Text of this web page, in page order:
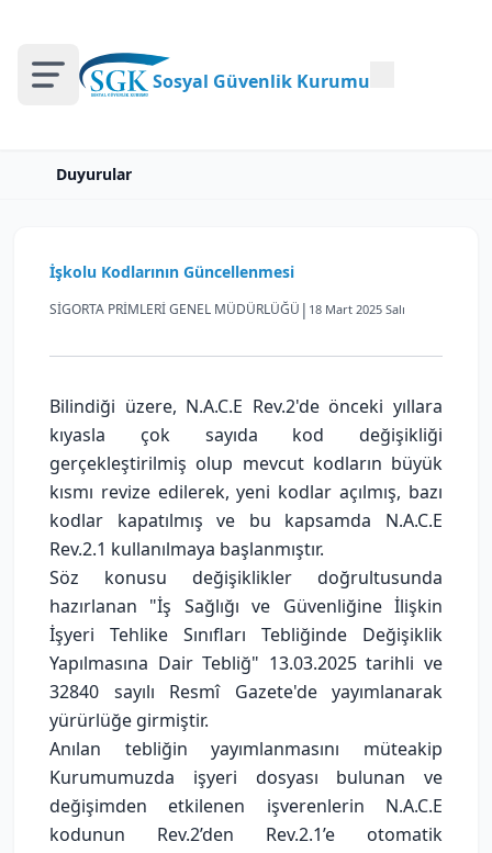
Sosyal Güvenlik Kurumu
Duyurular
İşkolu Kodlarının Güncellenmesi
SİGORTA PRİMLERİ GENEL MÜDÜRLÜĞÜ | 18 Mart 2025 Salı
Bilindiği üzere, N.A.C.E Rev.2'de önceki yıllara
kıyasla çok sayıda kod değişikliği
gerçekleştirilmiş olup mevcut kodların büyük
kısmı revize edilerek, yeni kodlar açılmış, bazı
kodlar kapatılmış ve bu kapsamda N.A.C.E
Rev.2.1 kullanılmaya başlanmıştır.
Söz konusu değişiklikler doğrultusunda
hazırlanan "İş Sağlığı ve Güvenliğine İlişkin
İşyeri Tehlike Sınıfları Tebliğinde Değişiklik
Yapılmasına Dair Tebliğ" 13.03.2025 tarihli ve
32840 sayılı Resmî Gazete'de yayımlanarak
yürürlüğe girmiştir.
Anılan tebliğin yayımlanmasını müteakip
Kurumumuzda işyeri dosyası bulunan ve
değişimden etkilenen işverenlerin N.A.C.E
kodunun Rev.2’den Rev.2.1’e otomatik